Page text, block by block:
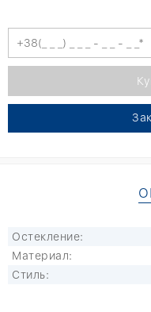
Остекление:
Материал:
Стиль: